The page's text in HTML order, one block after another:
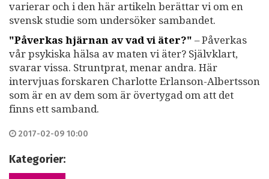
varierar och i den här artikeln berättar vi om en
svensk studie som undersöker sambandet.
"Påverkas hjärnan av vad vi äter?" – Påverkas
vår psykiska hälsa av maten vi äter? Självklart,
svarar vissa. Struntprat, menar andra. Här
intervjuas forskaren Charlotte Erlanson-Albertsson
som är en av dem som är övertygad om att det
finns ett samband.
2017-02-09 10:00
Kategorier: